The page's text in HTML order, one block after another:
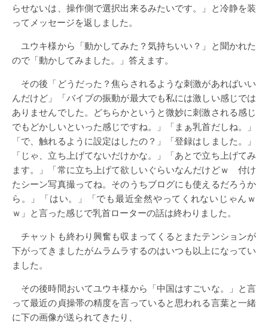
らせないは、操作側で選択出来るみたいです。」と冷静を装
ってメッセージを返しました。
ユウキ様から「動かしてみた？気持ちいい？」と聞かれた
ので「動かしてみました。」答えます。
その後「どうだった？焦らされるような刺激があればいい
んだけど」「バイブの振動が最大でも私には激しい感じでは
ありませんでした。どちらかというと微妙に刺激される感じ
でもどかしいといった感じですね。」「まぁ乳首だしね。」
「で、触れるように設定はしたの？」「登録はしました。」
「じゃ、立ち上げてないだけかな。」「あとで立ち上げてみ
ます。」「常に立ち上げて欲しいぐらいなんだけどｗ 付け
たシーン写真撮ってね。そのうちブログにも使えるだろうか
ら。」「はい。」「でも最近全然やってくれないじゃんｗ
ｗ」と言った感じで乳首ローターの話は終わりました。
チャットも終わり興奮も収まってくるとまたテンションが
下がってきましたがムラムラするのはいつも以上になってい
ました。
その後時間おいてユウキ様から「中国はすごいな。」と言
って最近の貞操帯の精度を言っていると思われる言葉と一緒
に下の画像が送られてきたり、